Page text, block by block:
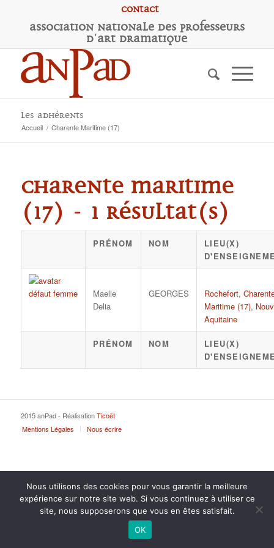
Contact
Association Nationale des Professeurs
d'Art Dramatique
Les adhérents
Accueil / Charente Maritime (17)
Charente Maritime
(17) - 1 résultat(s)
PRÉNOM NOM
LIEU(X)
Maelle
Delia
GEORGES Rochefort,
Maritime (17),
Aquitaine
PRÉNOM NOM
LIEU(X)
2015 anPad - RéalisationTicoët
Mentions Légales
Nous écrire
Nous utilisons des cookies pour vous garantir la meilleure
expérience sur notre site web. Si vous continuez à utiliser ce
site, nous supposerons que vous en êtes satisfait.
OK